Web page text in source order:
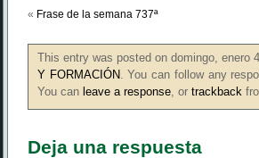
« Frase de la semana 737ª
This entry was posted on domingo,
Y FORMACIÓN. You can follow any
You can leave a response, or trackback
Deja una respuesta